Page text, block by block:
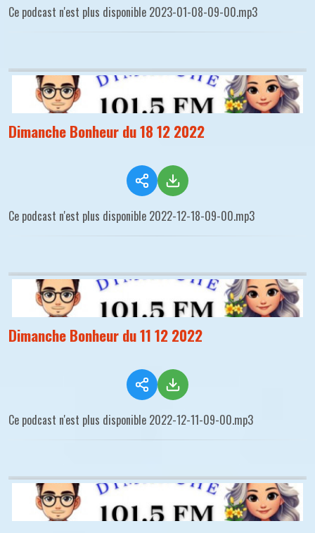
Ce podcast n'est plus disponible 2023-01-08-09-00.mp3
Dimanche Bonheur du 18 12 2022
Ce podcast n'est plus disponible 2022-12-18-09-00.mp3
Dimanche Bonheur du 11 12 2022
Ce podcast n'est plus disponible 2022-12-11-09-00.mp3